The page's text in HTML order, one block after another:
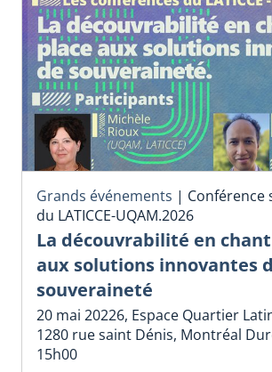
Grands événements | Conférence
du LATICCE-UQAM.2026
La découvrabilité en
aux solutions innovantes
souveraineté
20 mai 20226, Espace Quartier
1280 rue saint Dénis, Montréal
15h00